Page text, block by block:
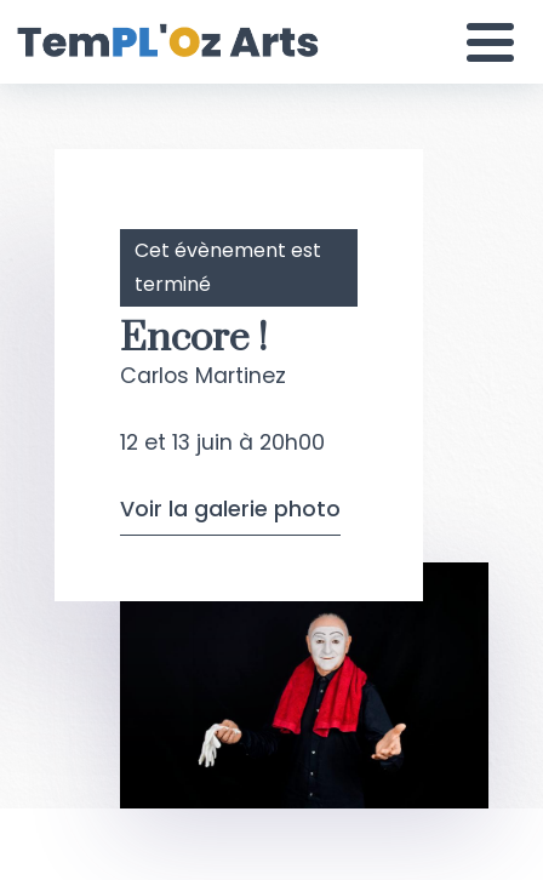
to
content
Cet évènement est
terminé
Encore !
Carlos Martinez
12 et 13 juin à 20h00
Voir la galerie photo